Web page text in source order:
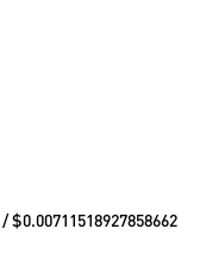
/ $0.00711518927858662